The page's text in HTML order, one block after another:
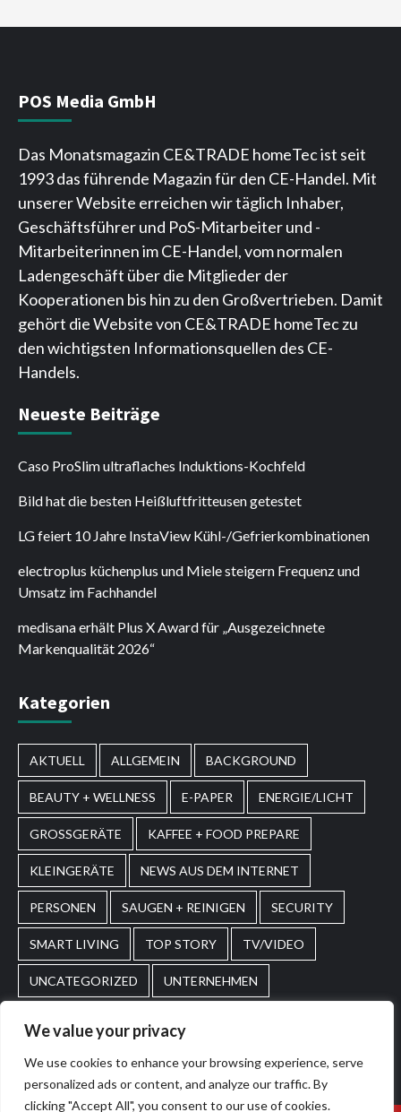
We value your privacy
We use cookies to enhance your browsing experience, serve
personalized ads or content, and analyze our traffic. By
clicking "Accept All", you consent to our use of cookies.
POS Media GmbH
Das Monatsmagazin CE&TRADE homeTec ist seit
1993 das führende Magazin für den CE-Handel. Mit
unserer Website erreichen wir täglich Inhaber,
Geschäftsführer und PoS-Mitarbeiter und -
Mitarbeiterinnen im CE-Handel, vom normalen
Ladengeschäft über die Mitglieder der
Kooperationen bis hin zu den Großvertrieben. Damit
gehört die Website von CE&TRADE homeTec zu
den wichtigsten Informationsquellen des CE-
Handels.
Neueste Beiträge
Caso ProSlim ultraflaches Induktions-Kochfeld
Bild hat die besten Heißluftfritteusen getestet
LG feiert 10 Jahre InstaView Kühl-/Gefrierkombinationen
electroplus küchenplus und Miele steigern Frequenz und
Umsatz im Fachhandel
medisana erhält Plus X Award für „Ausgezeichnete
Markenqualität 2026“
Kategorien
AKTUELL ALLGEMEIN BACKGROUND
BEAUTY + WELLNESS E-PAPER ENERGIE/LICHT
GROSSGERÄTE KAFFEE + FOOD PREPARE
KLEINGERÄTE NEWS AUS DEM INTERNET
PERSONEN SAUGEN + REINIGEN SECURITY
SMART LIVING TOP STORY TV/VIDEO
UNCATEGORIZED UNTERNEHMEN
Home Impressum AGBs